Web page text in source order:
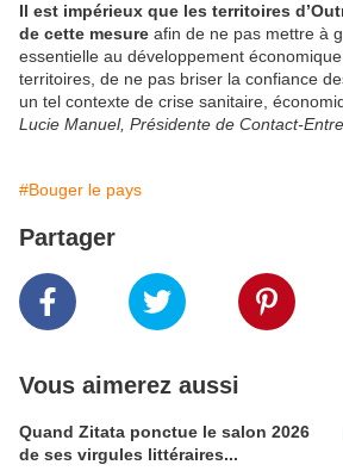
Il est impérieux que les territoires
de cette mesure afin de ne pas mettre à
essentielle au développement
territoires, de ne pas briser la confiance
un tel contexte de crise sanitaire,
Lucie Manuel, Présidente de Contact-
#Bouger le pays
Partager
Vous aimerez aussi
Quand Zitata ponctue le salon 2026
de ses virgules littéraires...